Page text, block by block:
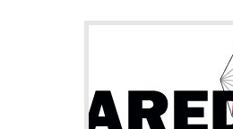
HISTORIA DE LA RADIO
LA PULGA MERCANTE